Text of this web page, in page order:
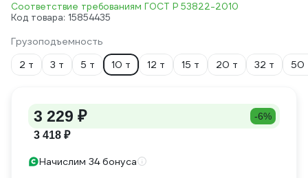
Соответствие требованиям ГОСТ Р 53822-2010
Код товара: 15854435
Грузоподъемность
2 т
3 т 5 т 10 т 12 т 15 т 20 т 32 т 50
3 229 ₽ -6%
3 418 ₽
Начислим 34 бонуса